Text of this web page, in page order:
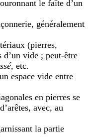
le faîte d’un
généralement
(pierres,
vide ; peut-être
, etc.
espace vide entre
en pierres se
avec, au
la partie